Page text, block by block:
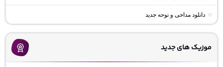
دانلود مداحی و نوحه جدید
موزیک های جدید